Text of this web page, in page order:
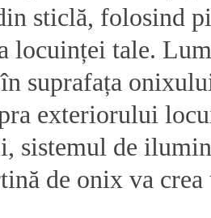
sticlă, folosind
locuinței tale.
suprafața
exteriorului
sistemul de
de onix va crea